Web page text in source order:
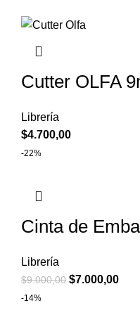
Cutter OLFA
Librería
$4.700,00
-22%
Cinta de
Librería
$9.000,00 $7.000,00
-14%